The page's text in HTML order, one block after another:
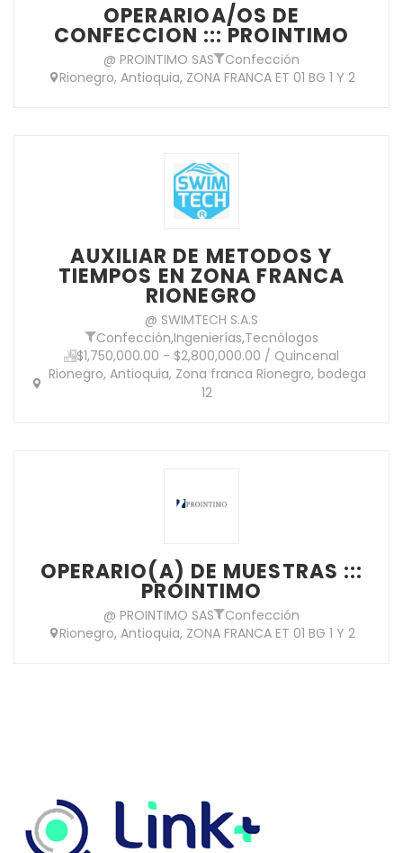
OPERARIOA/OS DE
CONFECCION ::: PROINTIMO
@ PROINTIMO SAS
Confección
Rionegro, Antioquia, ZONA FRANCA ET 01 BG 1 Y 2
AUXILIAR DE METODOS Y
TIEMPOS EN ZONA FRANCA
RIONEGRO
@ SWIMTECH S.A.S
Confección,Ingenierías,Tecnólogos
$1,750,000.00 - $2,800,000.00 / Quincenal
Rionegro, Antioquia, Zona franca Rionegro, bodega
12
OPERARIO(A) DE MUESTRAS :::
PROINTIMO
@ PROINTIMO SAS
Confección
Rionegro, Antioquia, ZONA FRANCA ET 01 BG 1 Y 2